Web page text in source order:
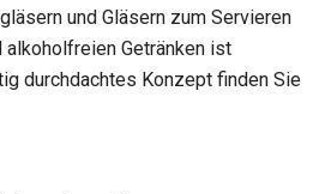
und Gläsern zum Servieren
alkoholfreien Getränken ist
durchdachtes Konzept finden Sie